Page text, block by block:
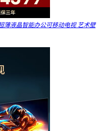
薄液晶智能办公可移动电视 艺术壁